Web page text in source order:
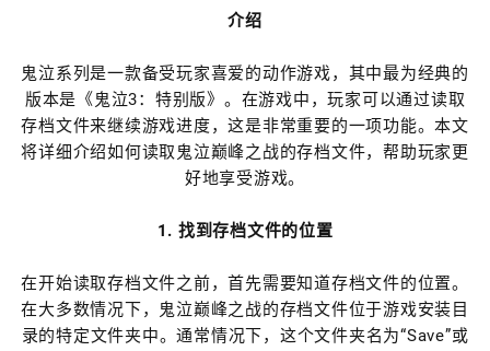
介绍
鬼泣系列是一款备受玩家喜爱的动作游戏，其中最为经典的
版本是《鬼泣3：特别版》。在游戏中，玩家可以通过读取
存档文件来继续游戏进度，这是非常重要的一项功能。本文
将详细介绍如何读取鬼泣巅峰之战的存档文件，帮助玩家更
好地享受游戏。
1. 找到存档文件的位置
在开始读取存档文件之前，首先需要知道存档文件的位置。
在大多数情况下，鬼泣巅峰之战的存档文件位于游戏安装目
录的特定文件夹中。通常情况下，这个文件夹名为“Save”或